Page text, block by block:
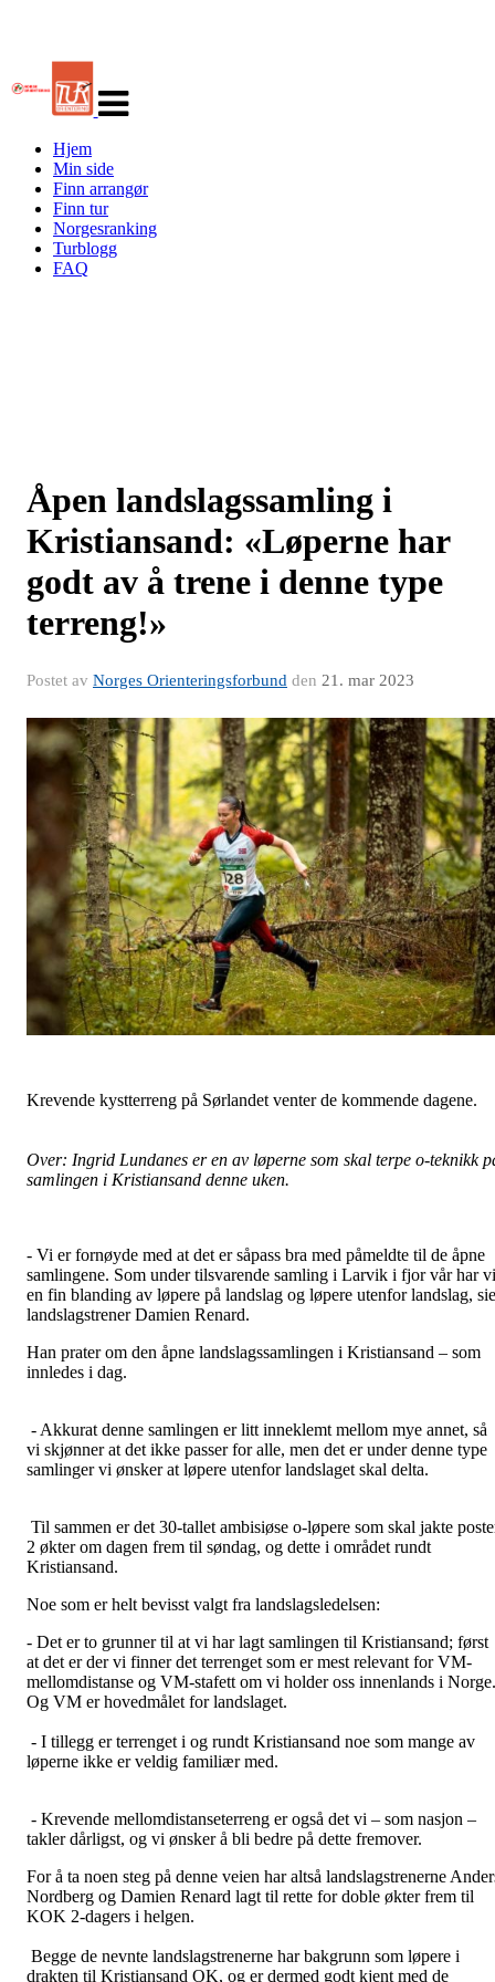
navigasjon
Hjem
Min side
Finn arrangør
Finn tur
Norgesranking
Turblogg
FAQ
Åpen landslagssamling i
Kristiansand: «Løperne har
godt av å trene i denne type
terreng!»
Postet av Norges Orienteringsforbund den 21. mar 2023
Krevende kystterreng på Sørlandet venter de kommende dagene.
Over: Ingrid Lundanes er en av løperne som skal terpe o-teknikk
samlingen i Kristiansand denne uken.
- Vi er fornøyde med at det er såpass bra med påmeldte til de åpne
samlingene. Som under tilsvarende samling i Larvik i fjor vår har vi
en fin blanding av løpere på landslag og løpere utenfor landslag,
landslagstrener Damien Renard.
Han prater om den åpne landslagssamlingen i Kristiansand – som
innledes i dag.
- Akkurat denne samlingen er litt inneklemt mellom mye annet, så
vi skjønner at det ikke passer for alle, men det er under denne type
samlinger vi ønsker at løpere utenfor landslaget skal delta.
Til sammen er det 30-tallet ambisiøse o-løpere som skal jakte
2 økter om dagen frem til søndag, og dette i området rundt
Kristiansand.
Noe som er helt bevisst valgt fra landslagsledelsen:
- Det er to grunner til at vi har lagt samlingen til Kristiansand; først
at det er der vi finner det terrenget som er mest relevant for VM-
mellomdistanse og VM-stafett om vi holder oss innenlands i Norge.
Og VM er hovedmålet for landslaget.
- I tillegg er terrenget i og rundt Kristiansand noe som mange av
løperne ikke er veldig familiær med.
- Krevende mellomdistanseterreng er også det vi – som nasjon –
takler dårligst, og vi ønsker å bli bedre på dette fremover.
For å ta noen steg på denne veien har altså landslagstrenerne
Nordberg og Damien Renard lagt til rette for doble økter frem til
KOK 2-dagers i helgen.
Begge de nevnte landslagstrenerne har bakgrunn som løpere i
drakten til Kristiansand OK, og er dermed godt kjent med de